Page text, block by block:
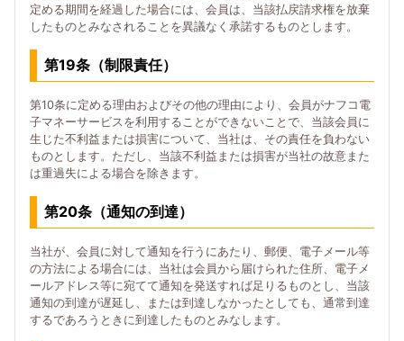
定める期間を経過した場合には、会員は、当該払戻請求権を放棄
したものとみなされることを異議なく承諾するものとします。
第19条（制限責任）
第10条に定める理由およびその他の理由により、会員がナフコ電
子マネーサービスを利用することができないことで、当該会員に
生じた不利益または損害について、当社は、その責任を負わない
ものとします。ただし、当該不利益または損害が当社の故意また
は重過失による場合を除きます。
第20条（通知の到達）
当社が、会員に対して通知を行うにあたり、郵便、電子メール等
の方法による場合には、当社は会員から届けられた住所、電子メ
ールアドレス等に宛てて通知を発送すれば足りるものとし、当該
通知の到達が遅延し、または到達しなかったとしても、通常到達
するであろうときに到達したものとみなします。